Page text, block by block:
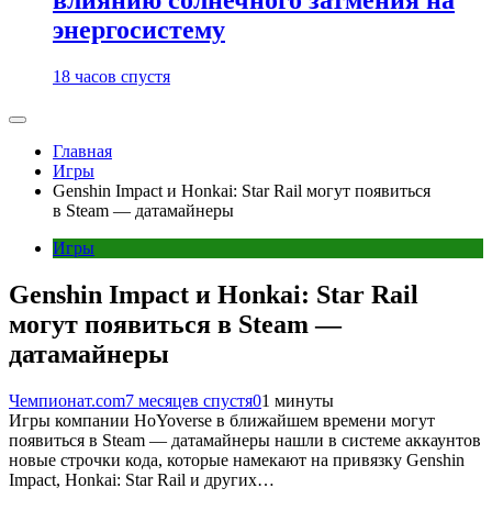
энергосистему
18 часов спустя
Главная
Игры
Genshin Impact и Honkai: Star Rail могут появиться
в Steam — датамайнеры
Игры
Genshin Impact и Honkai: Star Rail
могут появиться в Steam —
датамайнеры
Чемпионат.com7 месяцев спустя01 минуты
Игры компании HoYoverse в ближайшем времени могут
появиться в Steam — датамайнеры нашли в системе аккаунтов
новые строчки кода, которые намекают на привязку Genshin
Impact, Honkai: Star Rail и других…